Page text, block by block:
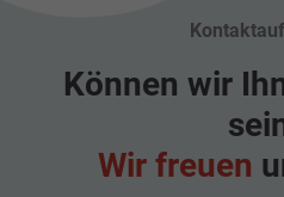
Können wir
Wir freuen